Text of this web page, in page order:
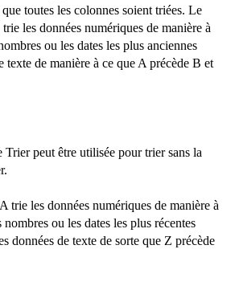
toutes les colonnes soient triées. Le
les données numériques de manière à
ou les dates les plus anciennes
texte de manière à ce que A précède B et
peut être utilisée pour trier sans la
trie les données numériques de manière à
ou les dates les plus récentes
données de texte de sorte que Z précède